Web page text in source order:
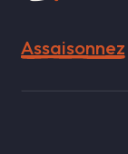
Assaisonnez